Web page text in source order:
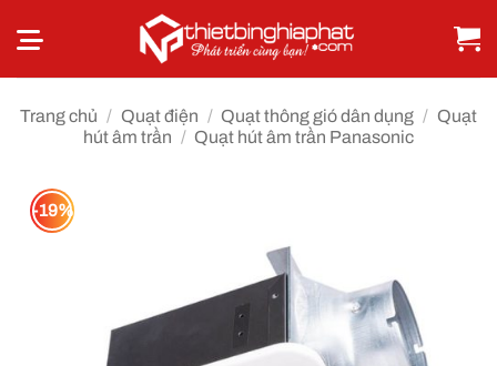
qua
Trang chủ / Quạt điện / Quạt thông gió dân dụng / Quạt
hút âm trần / Quạt hút âm trần Panasonic
-19%